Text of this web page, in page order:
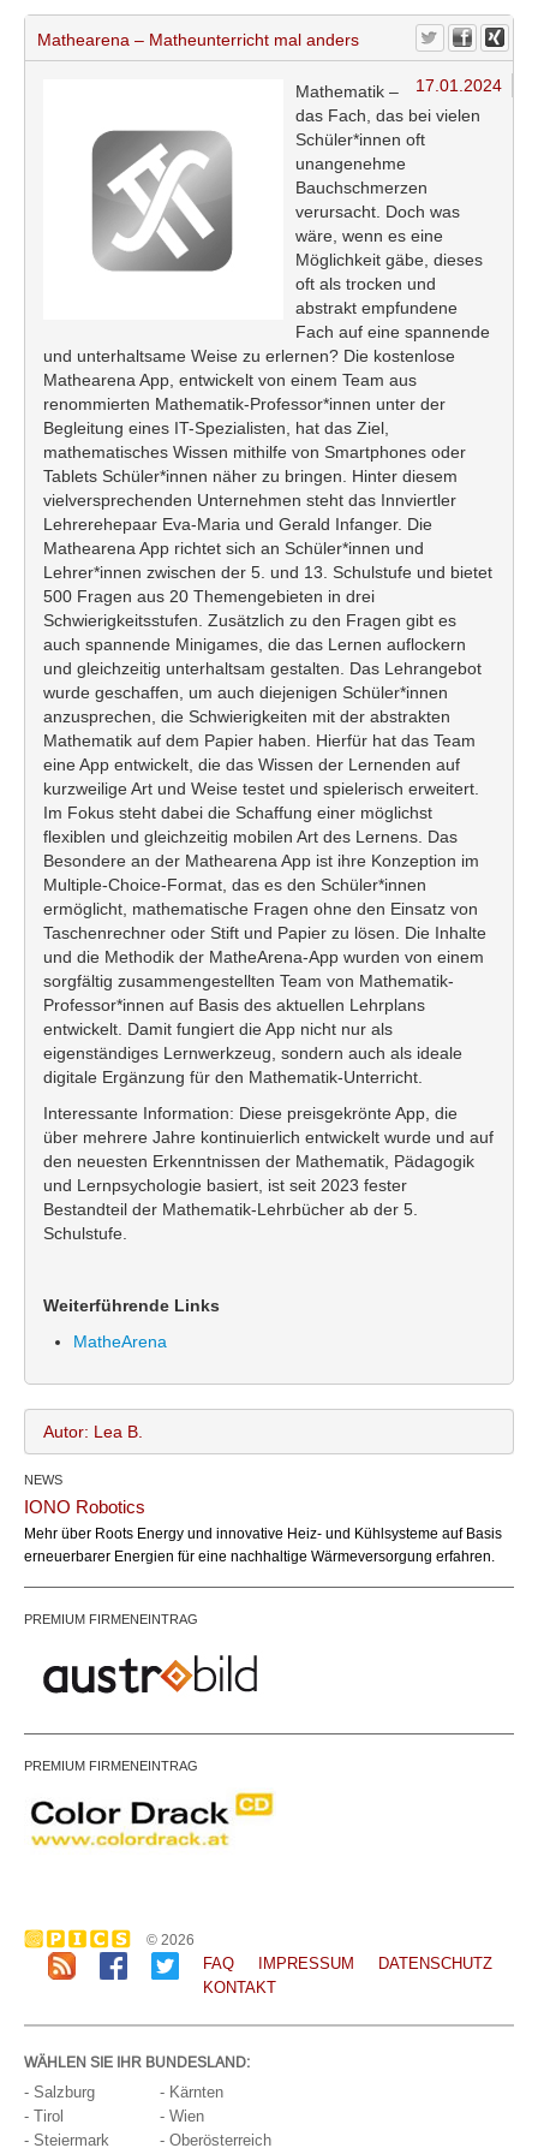
Mathearena – Matheunterricht mal anders
17.01.2024
Mathematik –
das Fach, das bei vielen
Schüler*innen oft
unangenehme
Bauchschmerzen
verursacht. Doch was
wäre, wenn es eine
Möglichkeit gäbe, dieses
oft als trocken und
abstrakt empfundene
Fach auf eine spannende
und unterhaltsame Weise zu erlernen? Die kostenlose
Mathearena App, entwickelt von einem Team aus
renommierten Mathematik-Professor*innen unter der
Begleitung eines IT-Spezialisten, hat das Ziel,
mathematisches Wissen mithilfe von Smartphones oder
Tablets Schüler*innen näher zu bringen. Hinter diesem
vielversprechenden Unternehmen steht das Innviertler
Lehrerehepaar Eva-Maria und Gerald Infanger. Die
Mathearena App richtet sich an Schüler*innen und
Lehrer*innen zwischen der 5. und 13. Schulstufe und bietet
500 Fragen aus 20 Themengebieten in drei
Schwierigkeitsstufen. Zusätzlich zu den Fragen gibt es
auch spannende Minigames, die das Lernen auflockern
und gleichzeitig unterhaltsam gestalten. Das Lehrangebot
wurde geschaffen, um auch diejenigen Schüler*innen
anzusprechen, die Schwierigkeiten mit der abstrakten
Mathematik auf dem Papier haben. Hierfür hat das Team
eine App entwickelt, die das Wissen der Lernenden auf
kurzweilige Art und Weise testet und spielerisch erweitert.
Im Fokus steht dabei die Schaffung einer möglichst
flexiblen und gleichzeitig mobilen Art des Lernens. Das
Besondere an der Mathearena App ist ihre Konzeption im
Multiple-Choice-Format, das es den Schüler*innen
ermöglicht, mathematische Fragen ohne den Einsatz von
Taschenrechner oder Stift und Papier zu lösen. Die Inhalte
und die Methodik der MatheArena-App wurden von einem
sorgfältig zusammengestellten Team von Mathematik-
Professor*innen auf Basis des aktuellen Lehrplans
entwickelt. Damit fungiert die App nicht nur als
eigenständiges Lernwerkzeug, sondern auch als ideale
digitale Ergänzung für den Mathematik-Unterricht.
Interessante Information: Diese preisgekrönte App, die
über mehrere Jahre kontinuierlich entwickelt wurde und auf
den neuesten Erkenntnissen der Mathematik, Pädagogik
und Lernpsychologie basiert, ist seit 2023 fester
Bestandteil der Mathematik-Lehrbücher ab der 5.
Schulstufe.
Weiterführende Links
MatheArena
Autor: Lea B.
NEWS
IONO Robotics
Mehr über Roots Energy und innovative Heiz- und Kühlsysteme auf Basis
erneuerbarer Energien für eine nachhaltige Wärmeversorgung erfahren.
PREMIUM FIRMENEINTRAG
PREMIUM FIRMENEINTRAG
© 2026
FAQ IMPRESSUM
DATENSCHUTZ
KONTAKT
WÄHLEN SIE IHR BUNDESLAND:
- Salzburg
- Tirol
- Steiermark
- Kärnten
- Wien
- Oberösterreich